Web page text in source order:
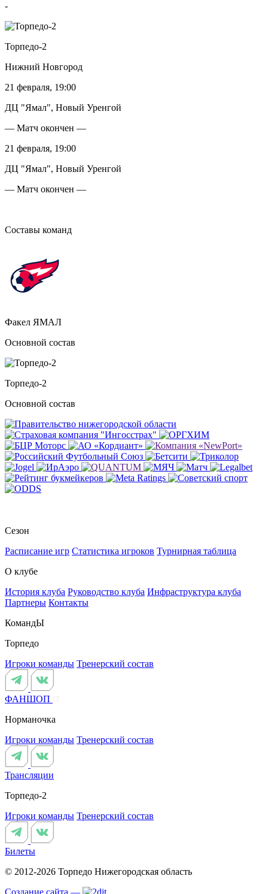
-
Торпедо-2
Нижний Новгород
21 февраля, 19:00
ДЦ "Ямал", Новый Уренгой
— Матч окончен —
21 февраля, 19:00
ДЦ "Ямал", Новый Уренгой
— Матч окончен —
Составы команд
Факел ЯМАЛ
Основной состав
Торпедо-2
Основной состав
Сезон
Расписание игр Статистика игроков Турнирная таблица
О клубе
История клуба Руководство клуба Инфраструктура клуба
Партнеры Контакты
КомандЫ
Торпедо
Игроки команды Тренерский состав
ФАНШОП
Норманочка
Игроки команды Тренерский состав
Трансляции
Торпедо-2
Игроки команды Тренерский состав
Билеты
© 2012-2026 Торпедо Нижегородская область
Создание сайта —